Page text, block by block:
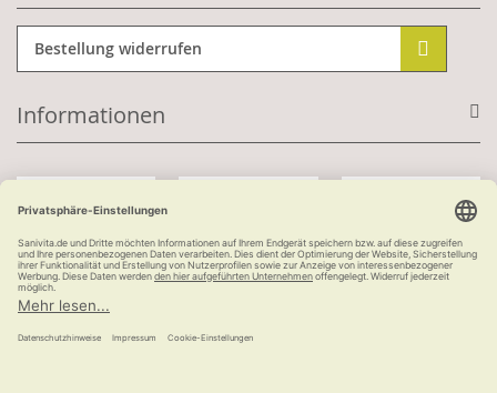
Bestellung widerrufen
Informationen
Kauf auf Rechnung